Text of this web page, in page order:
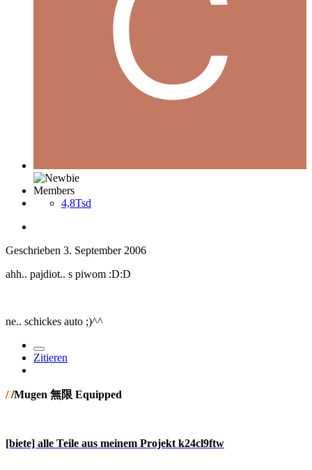
Members
4,8Tsd
Geschrieben 3. September 2006
ahh.. pajdiot.. s piwom :D:D
ne.. schickes auto ;)^^
Zitieren
///Mugen 無限 Equipped
[biete] alle Teile aus meinem Projekt k24cl9ftw